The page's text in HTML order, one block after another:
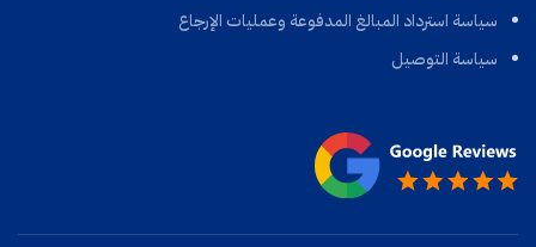
سياسة استرداد المبالغ المدفوعة وعمليات الإرجاع
سياسة التوصيل